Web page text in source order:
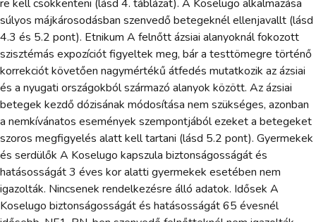
re kell csökkenteni (lásd 4. táblázat). A Koselugo alkalmazása
súlyos májkárosodásban szenvedő betegeknél ellenjavallt (lásd
4.3 és 5.2 pont). Etnikum A felnőtt ázsiai alanyoknál fokozott
szisztémás expozíciót figyeltek meg, bár a testtömegre történő
korrekciót követően nagymértékű átfedés mutatkozik az ázsiai
és a nyugati országokból származó alanyok között. Az ázsiai
betegek kezdő dózisának módosítása nem szükséges, azonban
a nemkívánatos események szempontjából ezeket a betegeket
szoros megfigyelés alatt kell tartani (lásd 5.2 pont). Gyermekek
és serdülők A Koselugo kapszula biztonságosságát és
hatásosságát 3 éves kor alatti gyermekek esetében nem
igazolták. Nincsenek rendelkezésre álló adatok. Idősek A
Koselugo biztonságosságát és hatásosságát 65 évesnél